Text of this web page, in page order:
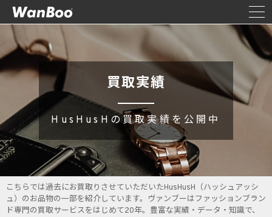
買取実績
HusHusHの買取実績を公開中
こちらでは過去にお買取りさせていただいたHusHusH（ハッシュアッシ
ュ）のお品物の一部を紹介しています。ヴァンブーはファッションブラン
ド専門の買取サービスをはじめて20年。豊富な実績・データ・知識で、